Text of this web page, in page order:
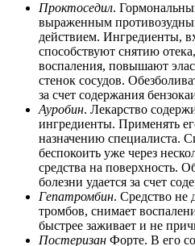
Проктоседил.
выраженным
действием. Ингредиенты,
способствуют снятию
воспаления, повышают
стенок сосудов.
за счет содержания
Ауробин. Лекарство
ингредиенты. Применять
назначению специалиста.
беспокоить уже через
средства на поверхность.
болезни удается за счет
Гепатромбин. Средство не
тромбов, снимает
быстрее заживает и не
Постеризан Форте. В его